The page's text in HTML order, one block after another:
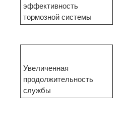
эффективность
тормозной системы
Увеличенная
продолжительность
службы